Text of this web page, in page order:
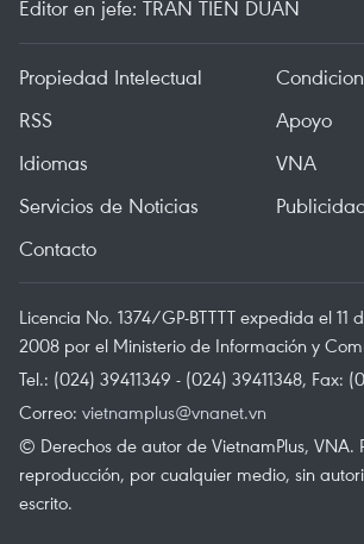
Editor en jefe: TRAN TIEN DUAN
Propiedad Intelectual
RSS
Apoyo
Idiomas
VNA
Servicios de Noticias
Contacto
Licencia No. 1374/GP-BTTTT expedida el 11
2008 por el Ministerio de Información y
Tel.: (024) 39411349 - (024) 39411348, Fax:
Correo: vietnamplus@vnanet.vn
© Derechos de autor de VietnamPlus, VNA.
reproducción, por cualquier medio, sin
escrito.